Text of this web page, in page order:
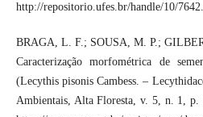
http://repositorio.ufes.br/handle/10/
BRAGA, L. F.; SOUSA, M. P.;
Caracterização morfométrica de
(Lecythis pisonis Cambess. –
Ambientais, Alta Floresta, v. 5, n. 1, p.